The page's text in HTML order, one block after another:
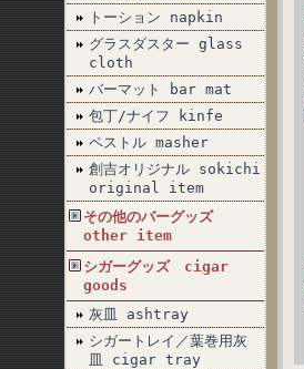
トーション napkin
グラスダスター glass
cloth
バーマット bar mat
包丁/ナイフ kinfe
ペストル masher
創吉オリジナル sokichi
original item
その他のバーグッズ
other item
シガーグッズ cigar
goods
灰皿 ashtray
シガートレイ／葉巻用灰
皿 cigar tray